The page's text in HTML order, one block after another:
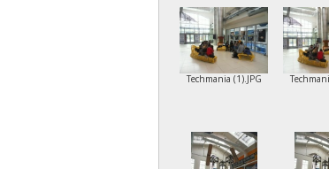
Techmania (1).JPG